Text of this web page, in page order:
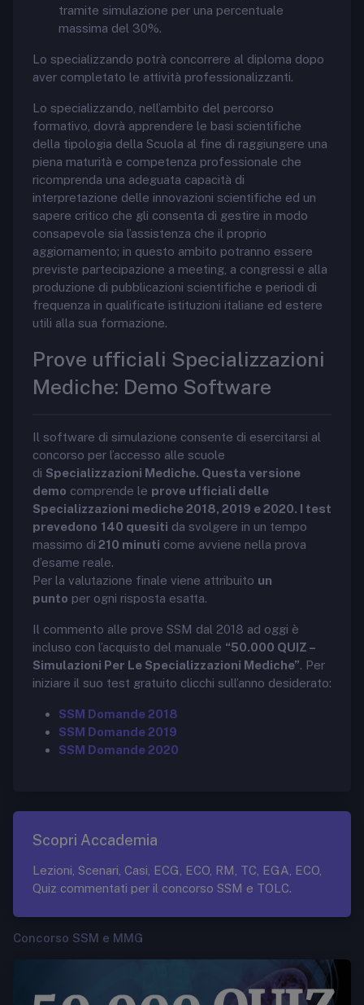
tramite simulazione per una percentuale
massima del 30%.
Lo specializzando potrà concorrere al diploma dopo
aver completato le attività professionalizzanti.
Lo specializzando, nell’ambito del percorso
formativo, dovrà apprendere le basi scientifiche
della tipologia della Scuola al fine di raggiungere una
piena maturità e competenza professionale che
ricomprenda una adeguata capacità di
interpretazione delle innovazioni scientifiche ed un
sapere critico che gli consenta di gestire in modo
consapevole sia l’assistenza che il proprio
aggiornamento; in questo ambito potranno essere
previste partecipazione a meeting, a congressi e alla
produzione di pubblicazioni scientifiche e periodi di
frequenza in qualificate istituzioni italiane ed estere
utili alla sua formazione.
Prove ufficiali Specializzazioni
Mediche: Demo Software
Il software di simulazione consente di esercitarsi al
concorso per l’accesso alle scuole
di Specializzazioni Mediche. Questa versione
demo comprende le prove ufficiali delle
Specializzazioni mediche 2018, 2019 e 2020. I test
prevedono 140 quesiti da svolgere in un tempo
massimo di 210 minuti come avviene nella prova
d’esame reale.
Per la valutazione finale viene attribuito un
punto per ogni risposta esatta.
Il commento alle prove SSM dal 2018 ad oggi è
incluso con l’acquisto del manuale “50.000 QUIZ –
Simulazioni Per Le Specializzazioni Mediche”. Per
iniziare il suo test gratuito clicchi sull’anno desiderato:
SSM Domande 2018
SSM Domande 2019
SSM Domande 2020
Scopri Accademia
Lezioni, Scenari, Casi, ECG, ECO, RM, TC, EGA, ECO,
Quiz commentati per il concorso SSM e TOLC.
Concorso SSM e MMG